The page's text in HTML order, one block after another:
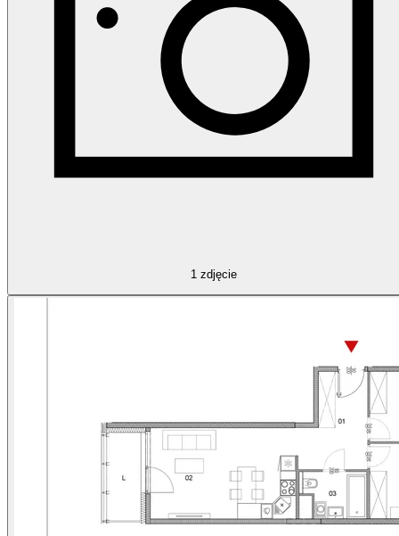
1 zdjęcie